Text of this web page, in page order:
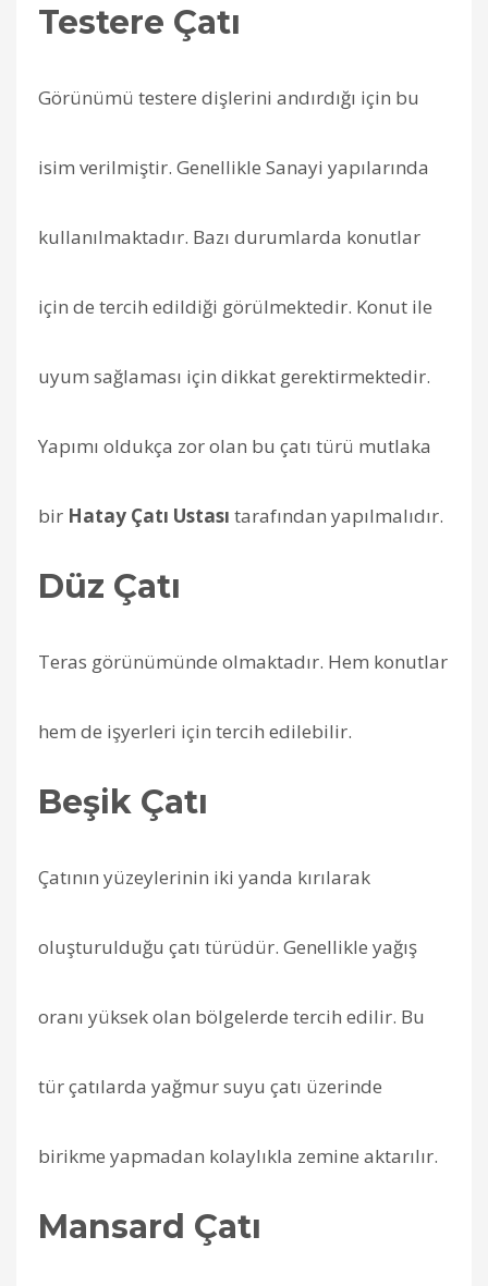
Testere Çatı
Görünümü testere dişlerini andırdığı için bu
isim verilmiştir. Genellikle Sanayi yapılarında
kullanılmaktadır. Bazı durumlarda konutlar
için de tercih edildiği görülmektedir. Konut ile
uyum sağlaması için dikkat gerektirmektedir.
Yapımı oldukça zor olan bu çatı türü mutlaka
bir Hatay Çatı Ustası tarafından yapılmalıdır.
Düz Çatı
Teras görünümünde olmaktadır. Hem konutlar
hem de işyerleri için tercih edilebilir.
Beşik Çatı
Çatının yüzeylerinin iki yanda kırılarak
oluşturulduğu çatı türüdür. Genellikle yağış
oranı yüksek olan bölgelerde tercih edilir. Bu
tür çatılarda yağmur suyu çatı üzerinde
birikme yapmadan kolaylıkla zemine aktarılır.
Mansard Çatı